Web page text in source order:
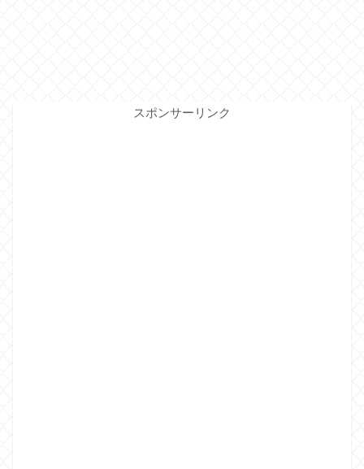
スポンサーリンク